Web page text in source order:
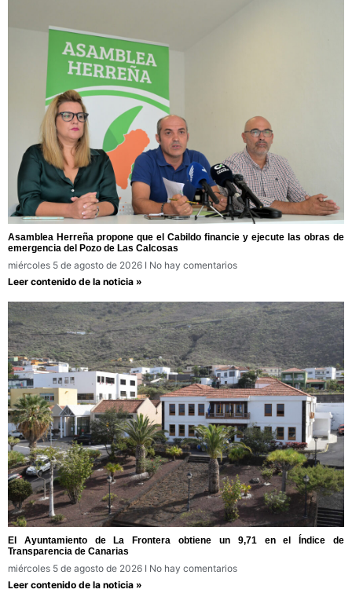
Asamblea Herreña propone que el Cabildo financie y ejecute las obras de
emergencia del Pozo de Las Calcosas
miércoles 5 de agosto de 2026
No hay comentarios
Leer contenido de la noticia »
El Ayuntamiento de La Frontera obtiene un 9,71 en el Índice de
Transparencia de Canarias
miércoles 5 de agosto de 2026
No hay comentarios
Leer contenido de la noticia »